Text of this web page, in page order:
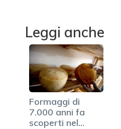
Leggi anche
Formaggi di
7.000 anni fa
scoperti nel